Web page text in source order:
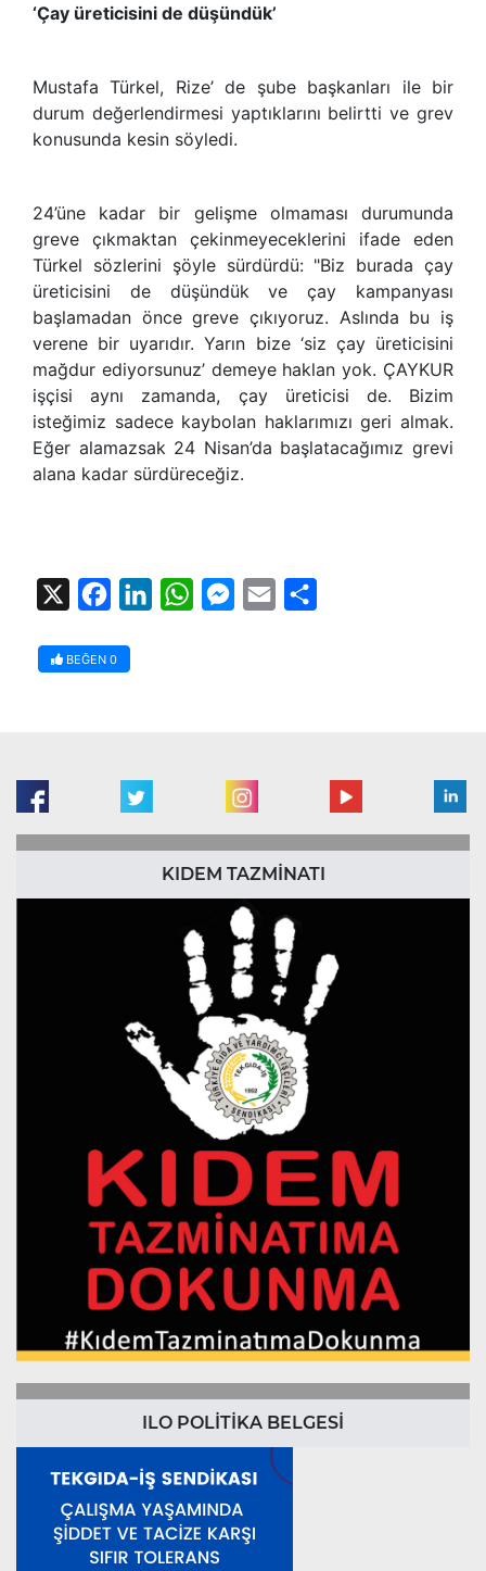
‘Çay üreticisini de düşündük’
Mustafa Türkel, Rize’ de şube başkanları ile bir
durum değerlendirmesi yaptıklarını belirtti ve grev
konusunda kesin söyledi.
24’üne kadar bir gelişme olmaması durumunda
greve çıkmaktan çekinmeyeceklerini ifade eden
Türkel sözlerini şöyle sürdürdü: "Biz burada çay
üreticisini de düşündük ve çay kampanyası
başlamadan önce greve çıkıyoruz. Aslında bu iş
verene bir uyarıdır. Yarın bize ‘siz çay üreticisini
mağdur ediyorsunuz’ demeye haklan yok. ÇAYKUR
işçisi aynı zamanda, çay üreticisi de. Bizim
isteğimiz sadece kaybolan haklarımızı geri almak.
Eğer alamazsak 24 Nisan’da başlatacağımız grevi
alana kadar sürdüreceğiz.
FacebookLinkedInWhatsAppMessenger
Email
BEĞEN 0
KIDEM TAZMİNATI
ILO POLİTİKA BELGESİ